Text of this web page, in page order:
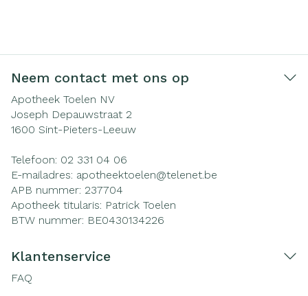
Neem contact met ons op
Apotheek Toelen NV
Joseph Depauwstraat 2
1600 Sint-Pieters-Leeuw
Telefoon: 02 331 04 06
E-mailadres: apotheektoelen@telenet.be
APB nummer: 237704
Apotheek titularis: Patrick Toelen
BTW nummer: BE0430134226
Klantenservice
FAQ